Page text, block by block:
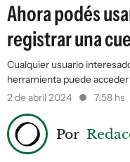
Ahora podés
registrar una
Cualquier usuario
herramienta puede
2 de abril 2024
7:58 hs
Por